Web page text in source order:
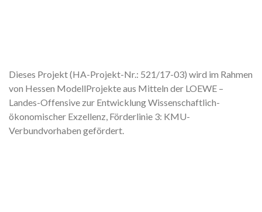
Dieses Projekt (HA-Projekt-Nr.: 521/17-03) wird im Rahmen
von Hessen ModellProjekte aus Mitteln der LOEWE –
Landes-Offensive zur Entwicklung Wissenschaftlich-
ökonomischer Exzellenz, Förderlinie 3: KMU-
Verbundvorhaben gefördert.